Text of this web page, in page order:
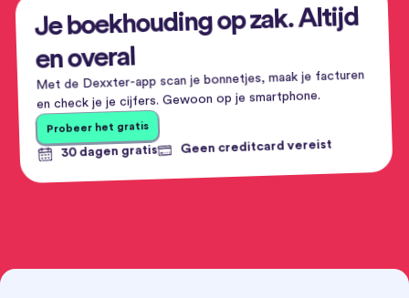
Je boekhouding op zak. Altijd
en overal
Met de Dexxter-app scan je bonnetjes, maak je facturen
en check je je cijfers. Gewoon op je smartphone.
Probeer het gratis
30 dagen gratis Geen creditcard vereist